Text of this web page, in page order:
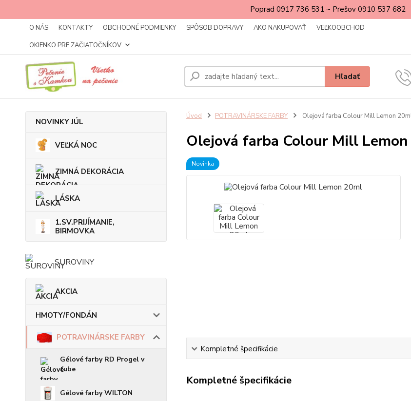
Poprad 0917 736 531 ~ Prešov 0910 537 682
O NÁS KONTAKTY OBCHODNÉ PODMIENKY SPÔSOB DOPRAVY AKO NAKUPOVAŤ
VEĽKOOBCHOD
OKIENKO PRE ZAČIATOČNÍKOV
Hľadať
NOVINKY JÚL
VEĽKÁ NOC
ZIMNÁ DEKORÁCIA
LÁSKA
1.SV.PRIJÍMANIE,
BIRMOVKA
SUROVINY
AKCIA
HMOTY/FONDÁN
POTRAVINÁRSKE FARBY
Gélové farby RD Progel v
tube
Gélové farby WILTON
Úvod POTRAVINÁRSKE FARBY Olejová farba Colour Mill Lemon
Olejová farba Colour Mill
Novinka
Kompletné špecifikácie
Kompletné špecifikácie